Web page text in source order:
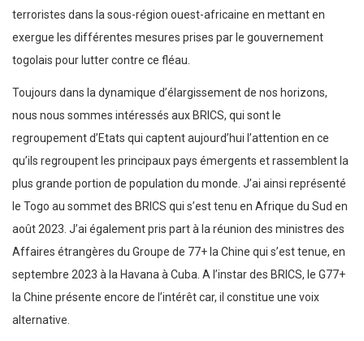
terroristes dans la sous-région ouest-africaine en mettant en
exergue les différentes mesures prises par le gouvernement
togolais pour lutter contre ce fléau.
Toujours dans la dynamique d’élargissement de nos horizons,
nous nous sommes intéressés aux BRICS, qui sont le
regroupement d’Etats qui captent aujourd’hui l’attention en ce
qu’ils regroupent les principaux pays émergents et rassemblent la
plus grande portion de population du monde. J’ai ainsi représenté
le Togo au sommet des BRICS qui s’est tenu en Afrique du Sud en
août 2023. J’ai également pris part à la réunion des ministres des
Affaires étrangères du Groupe de 77+ la Chine qui s’est tenue, en
septembre 2023 à la Havana à Cuba. A l’instar des BRICS, le G77+
la Chine présente encore de l’intérêt car, il constitue une voix
alternative.